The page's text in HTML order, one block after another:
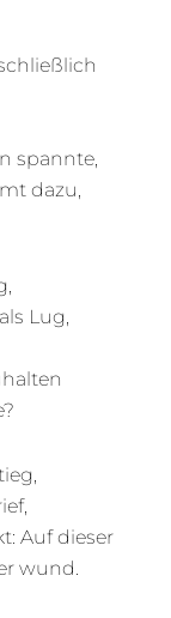
spannte,
dazu,
Lug,
Auf dieser
wund.